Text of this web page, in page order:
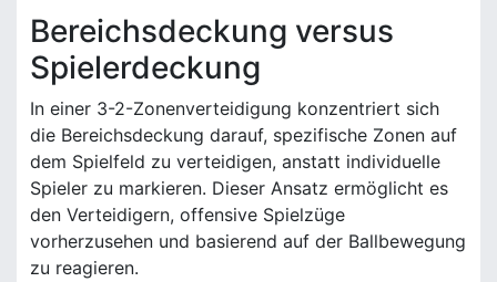
Bereichsdeckung versus
Spielerdeckung
In einer 3-2-Zonenverteidigung konzentriert sich
die Bereichsdeckung darauf, spezifische Zonen auf
dem Spielfeld zu verteidigen, anstatt individuelle
Spieler zu markieren. Dieser Ansatz ermöglicht es
den Verteidigern, offensive Spielzüge
vorherzusehen und basierend auf der Ballbewegung
zu reagieren.